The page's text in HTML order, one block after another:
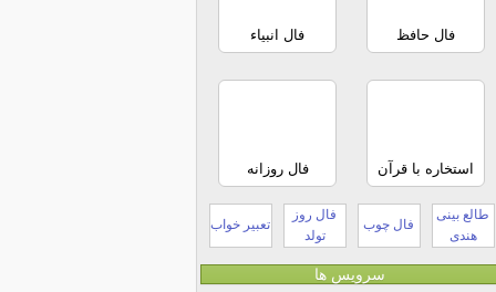
فال حافظ فال انبیاء
استخاره با قرآن فال روزانه
طالع بینی
هندی
فال چوب
فال روز
تولد
تعبیر خواب
سرویس ها